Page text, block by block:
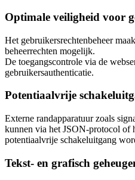
Optimale veiligheid voor
Het gebruikersrechtenbeheer
beheerrechten mogelijk.
De toegangscontrole via de
gebruikersauthenticatie.
Potentiaalvrije
Externe randapparatuur zoals
kunnen via het JSON-protocol of
potentiaalvrije schakeluitgang
Tekst- en grafisch